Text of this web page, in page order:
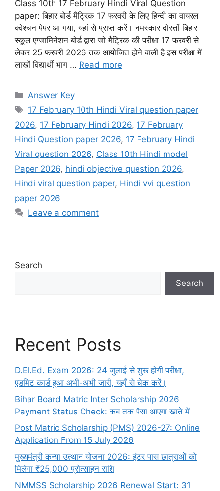
Class 10th 17 February Hindi Viral Question
paper: बिहार बोर्ड मैट्रिक 17 फरवरी के लिए हिन्दी का वायरल
क्वेश्चन पेपर आ गया, यहां से प्राप्त करें। नमस्कार दोस्तों बिहार
स्कूल एग्जामिनेशन बोर्ड द्वारा जो मैट्रिक की परीक्षा 17 फरवरी से
लेकर 25 फरवरी 2026 तक आयोजित होने वाली है इस परीक्षा में
लाखों विद्यार्थी भाग … Read more
Categories
Answer Key
Tags
17 February 10th Hindi Viral question paper
2026, 17 February Hindi 2026, 17 February
Hindi Question paper 2026, 17 February Hindi
Viral question 2026, Class 10th Hindi model
Paper 2026, hindi objective question 2026,
Hindi viral question paper, Hindi vvi question
paper 2026
Leave a comment
Search
Search
Recent Posts
D.El.Ed. Exam 2026: 24 जुलाई से शुरू होगी परीक्षा,
एडमिट कार्ड हुआ अभी-अभी जारी, यहाँ से चेक करें।
Bihar Board Matric Inter Scholarship 2026
Payment Status Check: कब तक पैसा आएगा खाते में
Post Matric Scholarship (PMS) 2026-27: Online
Application From 15 July 2026
मुख्यमंत्री कन्या उत्थान योजना 2026: इंटर पास छात्राओं को
मिलेगा ₹25,000 प्रोत्साहन राशि
NMMSS Scholarship 2026 Renewal Start: 31